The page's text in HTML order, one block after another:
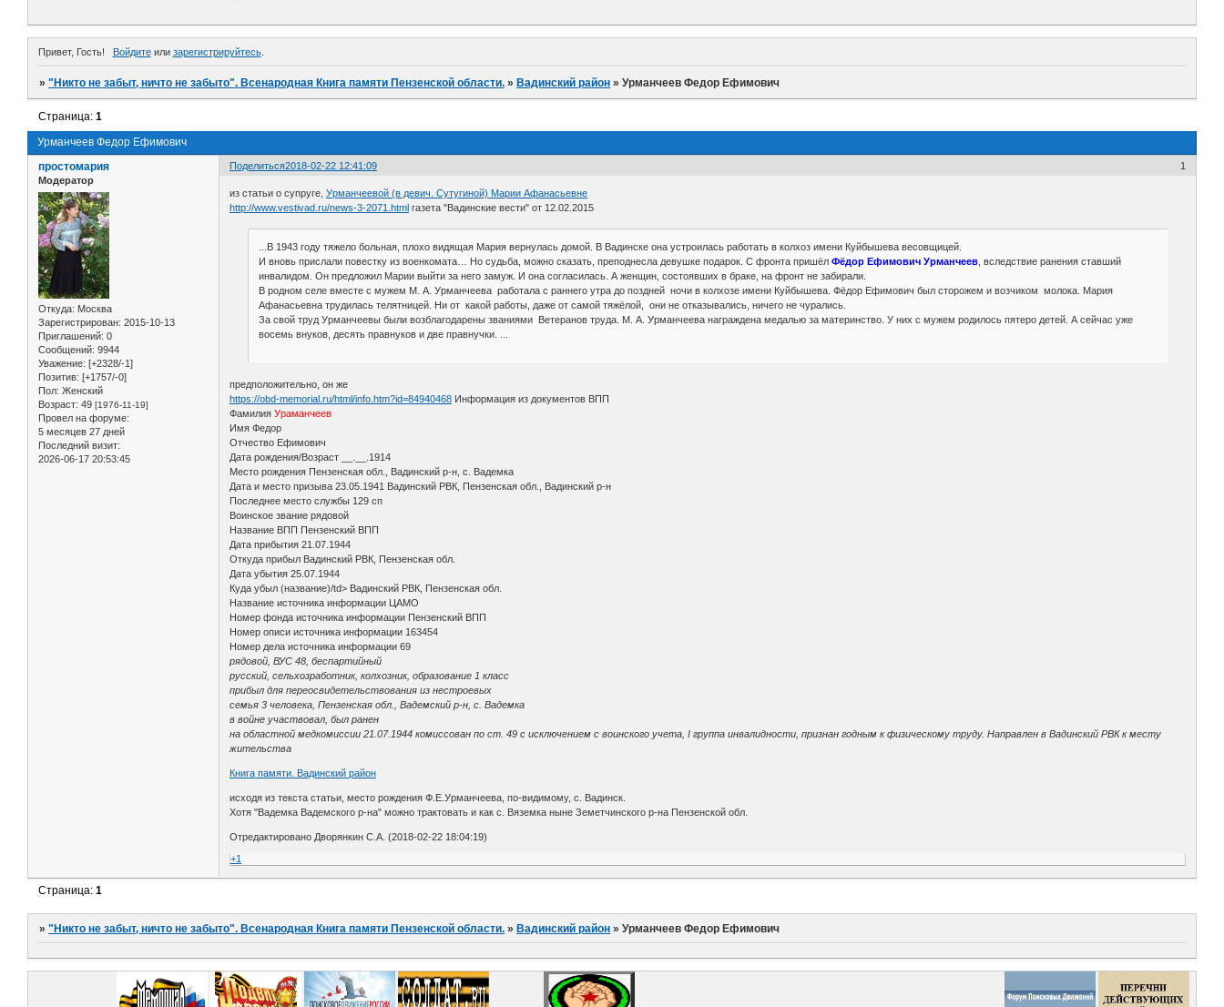
Привет, Гость! Войдитеили зарегистрируйтесь.
»"Никто не забыт, ничто не забыто". Всенародная Книга памяти Пензенской области. » Вадинский район »Урманчеев Федор Ефимович
Урманчеев Федор Ефимович
Страница:1
Поделиться 1
2018-02-22 12:41:09
простомария
Модератор
Откуда: Москва
Зарегистрирован: 2015-10-13
Приглашений: 0
Сообщений: 9944
Уважение: [+2328/-1]
Позитив: [+1757/-0]
Пол: Женский
Возраст: 49 [1976-11-19]
Провел на форуме:
5 месяцев 27 дней
Последний визит:
2026-06-17 20:53:45
из статьи о супруге,Урманчеевой (в девич. Сутугиной) Марии Афанасьевне
http://www.vestivad.ru/news-3-2071.html газета "Вадинские вести" от 12.02.2015
...В 1943 году тяжело больная, плохо видящая Мария вернулась домой. В Вадинске она устроилась работать в колхоз имени Куйбышева весовщицей.
И вновь прислали повестку из военкомата… Но судьба, можно сказать, преподнесла девушке подарок. С фронта пришёл Фёдор Ефимович Урманчеев, вследствие ранения ставший
инвалидом. Он предложил Марии выйти за него замуж. И она согласилась. А женщин, состоявших в браке, на фронт не забирали.
В родном селе вместе с мужем М. А. Урманчеева работала с раннего утра до поздней ночи в колхозе имени Куйбышева. Фёдор Ефимович был сторожем и возчиком молока. Мария
Афанасьевна трудилась телятницей. Ни от какой работы, даже от самой тяжёлой, они не отказывались, ничего не чурались.
За свой труд Урманчеевы были возблагодарены званиями Ветеранов труда. М. А. Урманчеева награждена медалью за материнство. У них с мужем родилось пятеро детей. А сейчас уже
восемь внуков, десять правнуков и две правнучки. ...
предположительно, он же
https://obd-memorial.ru/html/info.htm?id=84940468 Информация из документов ВПП
ФамилияУраманчеев
Имя Федор
Отчество Ефимович
Дата рождения/Возраст __.__.1914
Место рождения Пензенская обл., Вадинский р-н, с. Вадемка
Дата и место призыва 23.05.1941 Вадинский РВК, Пензенская обл., Вадинский р-н
Последнее место службы 129 сп
Воинское звание рядовой
Название ВПП Пензенский ВПП
Дата прибытия 21.07.1944
Откуда прибыл Вадинский РВК, Пензенская обл.
Дата убытия 25.07.1944
Куда убыл (название)/td> Вадинский РВК, Пензенская обл.
Название источника информации ЦАМО
Номер фонда источника информации Пензенский ВПП
Номер описи источника информации 163454
Номер дела источника информации 69
рядовой, ВУС 48, беспартийный
русский, сельхозработник, колхозник, образование 1 класс
прибыл для переосвидетельствования из нестроевых
семья 3 человека, Пензенская обл., Вадемский р-н, с. Вадемка
в войне участвовал, был ранен
на областной медкомиссии 21.07.1944 комиссован по ст. 49 с исключением с воинского учета, I группа инвалидности, признан годным к физическому труду. Направлен в Вадинский РВК к месту
жительства
Книга памяти. Вадинский район
исходя из текста статьи, место рождения Ф.Е.Урманчеева, по-видимому, с. Вадинск.
Хотя "Вадемка Вадемского р-на" можно трактовать и как с. Вяземка ныне Земетчинского р-на Пензенской обл.
Отредактировано Дворянкин С.А. (2018-02-22 18:04:19)
+1
Страница:1
»"Никто не забыт, ничто не забыто". Всенародная Книга памяти Пензенской области. » Вадинский район »Урманчеев Федор Ефимович